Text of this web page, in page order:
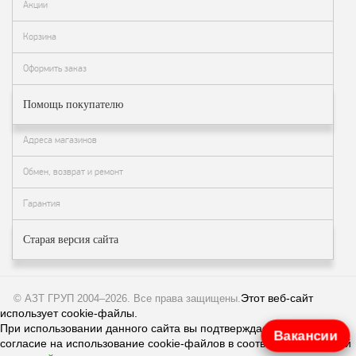
Акции
Корзина
Оформить заказ
Помощь покупателю
Адреса магазинов
Обмен, возврат и ремонт
Гарантия
Старая версия сайта
© АЗТ ГРУП 2004–2026 . Все права защищены. Этот веб-сайт
использует cookie-файлы.
При использовании данного сайта вы подтверждаете свое
согласие на использование cookie-файлов в соответствии с нашей
Вакансии